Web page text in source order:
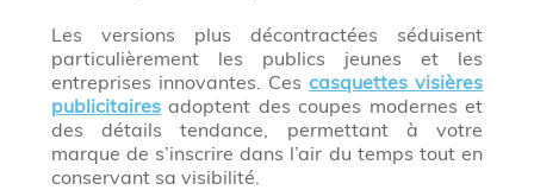
Les versions plus décontractées séduisent
particulièrement les publics jeunes et les
entreprises innovantes. Cescasquettes visières
publicitairesadoptent des coupes modernes et
des détails tendance, permettant à votre
marque de s’inscrire dans l’air du temps tout en
conservant sa visibilité.